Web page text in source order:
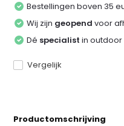
Bestellingen boven 35
Wij zijn geopend voor
Dé specialist in
Vergelijk
Productomschrijving